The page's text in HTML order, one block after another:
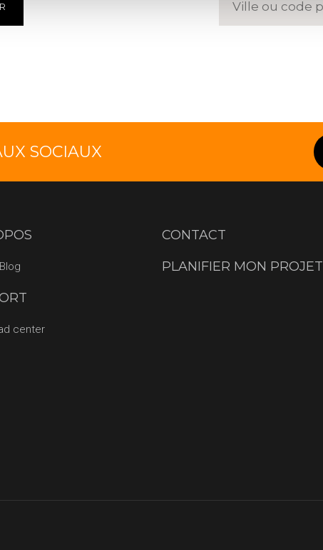
SOCIAUX
center
CONTACT
PLANIFIER MON PROJET